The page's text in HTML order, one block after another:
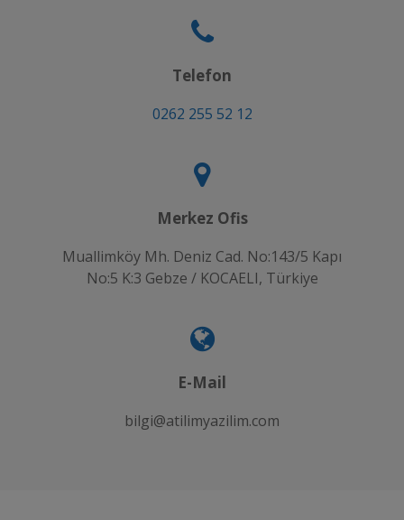
Telefon
0262 255 52 12
Merkez Ofis
Muallimköy Mh. Deniz Cad. No:143/5 Kapı
No:5 K:3 Gebze / KOCAELI, Türkiye
E-Mail
bilgi@atilimyazilim.com